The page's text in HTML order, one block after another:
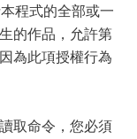
程式的全部或一
的作品，允許第
為此項授權行為
取命令，您必須